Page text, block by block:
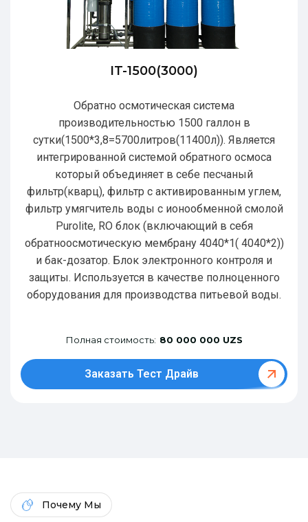
IT-1500(3000)
Обратно осмотическая система
производительностью 1500 галлон в
сутки(1500*3,8=5700литров(11400л)). Является
интегрированной системой обратного осмоса
который объединяет в себе песчаный
фильтр(кварц), фильтр с активированным углем,
фильтр умягчитель воды с ионообменной смолой
Purolite, RO блок (включающий в себя
обратноосмотическую мембрану 4040*1( 4040*2))
и бак-дозатор. Блок электронного контроля и
защиты. Используется в качестве полноценного
оборудования для производства питьевой воды.
Полная стоимость: 80 000 000 UZS
Заказать Тест Драйв
Почему Мы